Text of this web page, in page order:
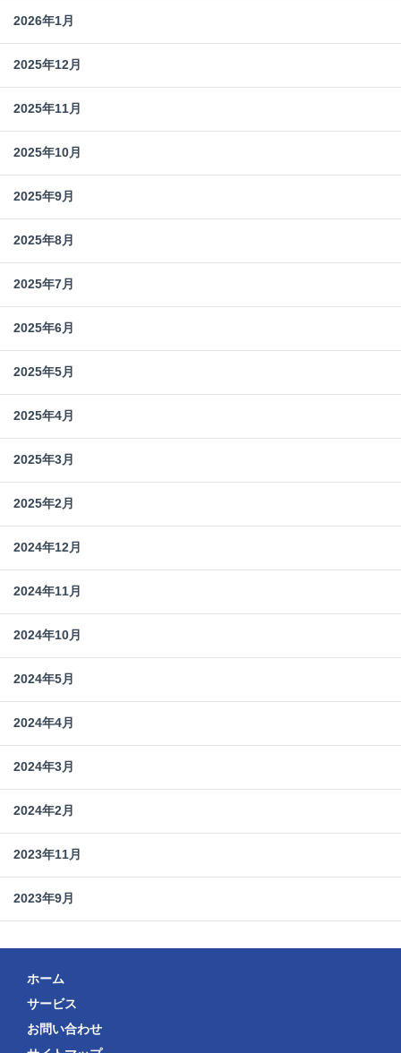
2026年1月
2025年12月
2025年11月
2025年10月
2025年9月
2025年8月
2025年7月
2025年6月
2025年5月
2025年4月
2025年3月
2025年2月
2024年12月
2024年11月
2024年10月
2024年5月
2024年4月
2024年3月
2024年2月
2023年11月
2023年9月
ホーム
サービス
お問い合わせ